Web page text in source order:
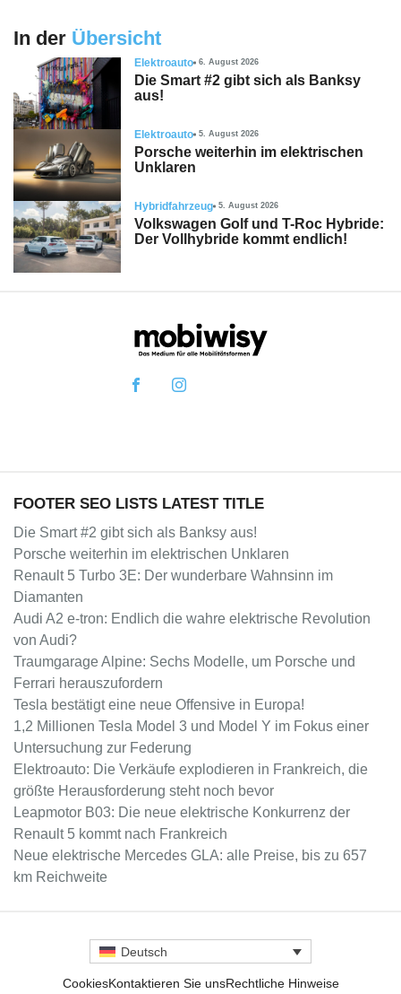
In der Übersicht
Elektroauto 6. August 2026
Die Smart #2 gibt sich als Banksy
aus!
Elektroauto 5. August 2026
Porsche weiterhin im elektrischen
Unklaren
Hybridfahrzeug 5. August 2026
Volkswagen Golf und T-Roc Hybride:
Der Vollhybride kommt endlich!
FOOTER SEO LISTS LATEST TITLE
Die Smart #2 gibt sich als Banksy aus!
Porsche weiterhin im elektrischen Unklaren
Renault 5 Turbo 3E: Der wunderbare Wahnsinn im
Diamanten
Audi A2 e-tron: Endlich die wahre elektrische Revolution
von Audi?
Traumgarage Alpine: Sechs Modelle, um Porsche und
Ferrari herauszufordern
Tesla bestätigt eine neue Offensive in Europa!
1,2 Millionen Tesla Model 3 und Model Y im Fokus einer
Untersuchung zur Federung
Elektroauto: Die Verkäufe explodieren in Frankreich, die
größte Herausforderung steht noch bevor
Leapmotor B03: Die neue elektrische Konkurrenz der
Renault 5 kommt nach Frankreich
Neue elektrische Mercedes GLA: alle Preise, bis zu 657
km Reichweite
Deutsch
CookiesKontaktieren Sie unsRechtliche Hinweise